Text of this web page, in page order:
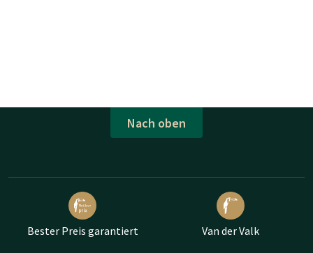
Nach oben
Bester Preis garantiert Van der Valk